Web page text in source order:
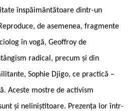
înspăimântătoare dintr-un
de asemenea, fragmente
în vogă, Geoffroy de
radical, precum și din
Sophie Djigo, ce practică –
Aceste mostre de activism
și neliniștitoare. Prezența lor într-